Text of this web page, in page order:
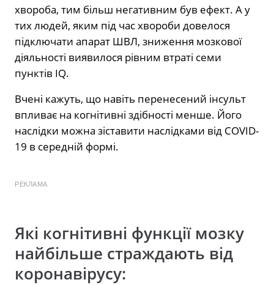
хвороба, тим більш негативним був ефект. А у
тих людей, яким під час хвороби довелося
підключати апарат ШВЛ, зниження мозкової
діяльності виявилося рівним втраті семи
пунктів IQ.
Вчені кажуть, що навіть перенесений інсульт
впливає на когнітивні здібності менше. Його
наслідки можна зіставити наслідками від COVID-
19 в середній формі.
РЕКЛАМА
Які когнітивні функції мозку
найбільше страждають від
коронавірусу: